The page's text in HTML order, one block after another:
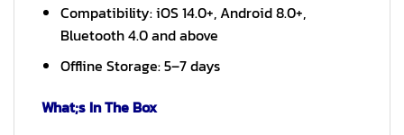
Compatibility: iOS 14.0+, Android 8.0+,
Bluetooth 4.0 and above
Offline Storage: 5–7 days
What;s In The Box